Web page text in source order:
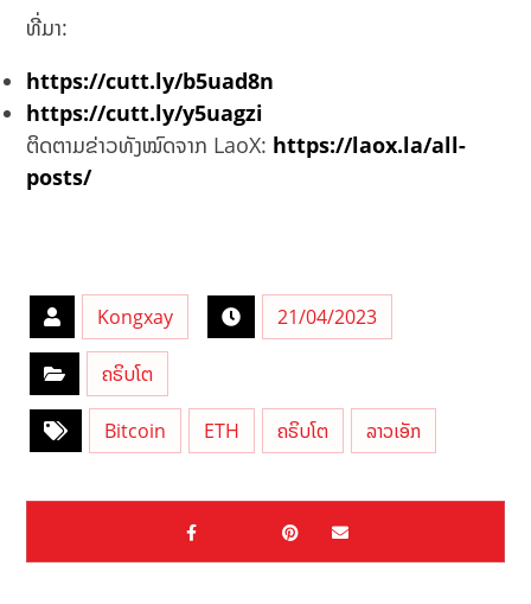
ທີ່ມາ:
https://cutt.ly/b5uad8n
https://cutt.ly/y5uagzi
ຕິດຕາມຂ່າວທັງໝົດຈາກ LaoX: https://laox.la/all-
posts/
Kongxay 21/04/2023
ຄຣິບໂຕ
Bitcoin ETH ຄຣິບໂຕ ລາວເອັກ